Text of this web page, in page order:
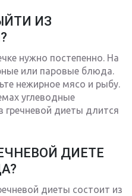
ИЗ
нужно постепенно. На
или паровые блюда.
нежирное мясо и рыбу.
углеводные
диеты длится
ДИЕТЕ
диеты состоит из